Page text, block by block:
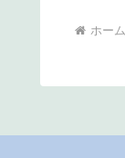
ホーム